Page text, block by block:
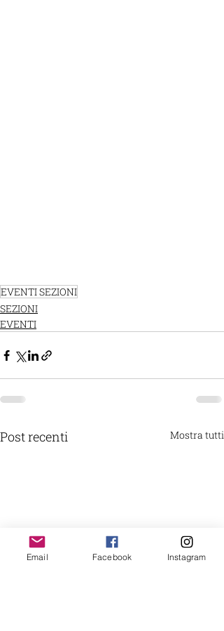
EVENTI SEZIONI
SEZIONI
EVENTI
Post recenti Mostra tutti
Email Facebook Instagram